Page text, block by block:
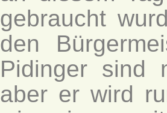
gebraucht
den
Pidinger sind
aber er wird